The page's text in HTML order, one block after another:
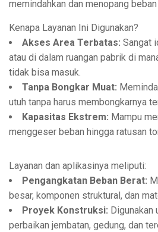
memindahkan dan menopang
Kenapa Layanan Ini Digunakan?
Akses Area Terbatas: Sangat
atau di dalam ruangan pabrik di
tidak bisa masuk.
Tanpa Bongkar Muat:
utuh tanpa harus membongkarnya
Kapasitas Ekstrem: Mampu
menggeser beban hingga ratusan
Layanan dan aplikasinya meliputi:
Pengangkatan Beban Berat:
besar, komponen struktural, dan
Proyek Konstruksi: Digunakan
perbaikan jembatan, gedung, dan